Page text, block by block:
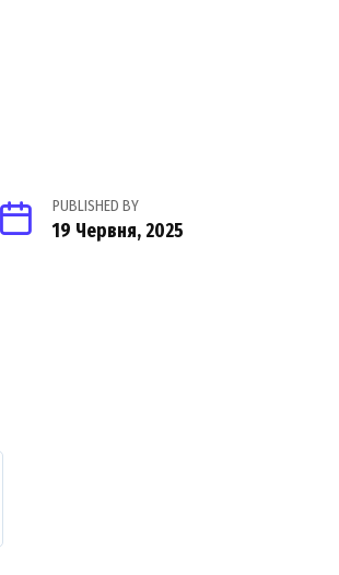
PUBLISHED BY
19 Червня, 2025